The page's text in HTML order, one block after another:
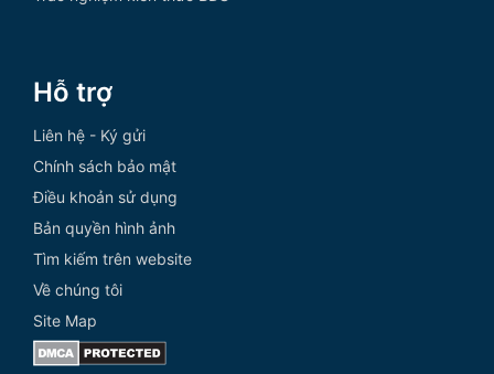
Hỗ trợ
Liên hệ - Ký gửi
Chính sách bảo mật
Điều khoản sử dụng
Bản quyền hình ảnh
Tìm kiếm trên website
Về chúng tôi
Site Map